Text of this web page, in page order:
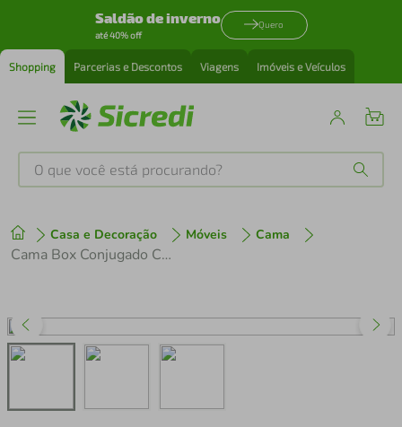
Saldão de inverno
até 40% off
Quero
Shopping Parcerias e Descontos Viagens Imóveis e Veículos
O que você está procurando?
Casa e Decoração Móveis Cama
Cama Box Conjugado Casal com Colchão (138x64x188) Orthopedic Plus Gazin CR35308 Cinza/Preto
1 º tenis
perfume